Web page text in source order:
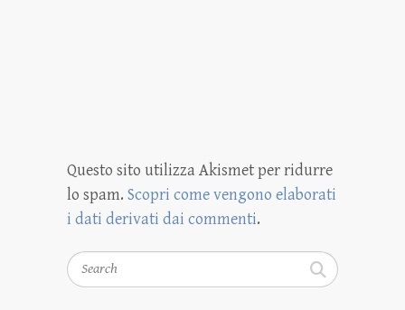
Questo sito utilizza Akismet per ridurre
lo spam. Scopri come vengono elaborati
i dati derivati dai commenti.
Search